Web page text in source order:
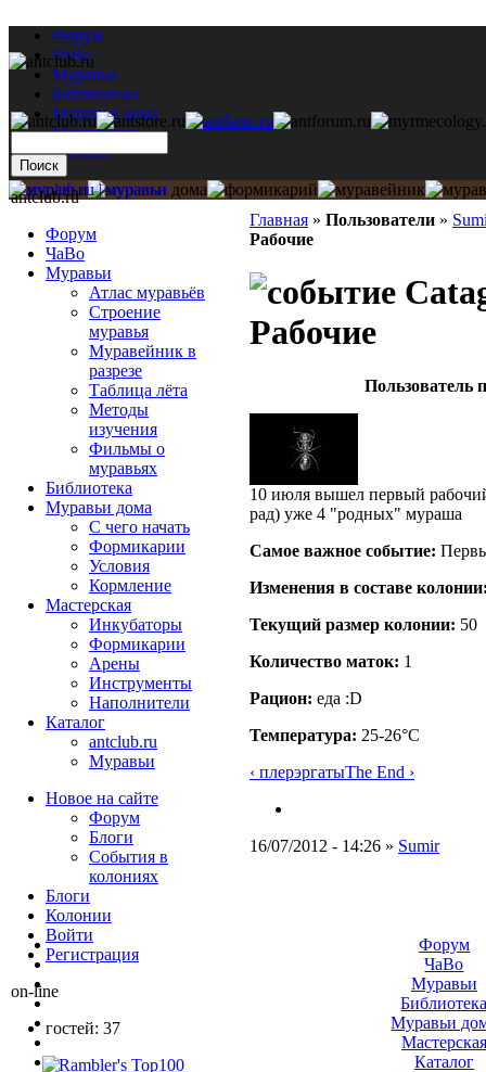
Форум
ЧаВо
Муравьи
Библиотека
Муравьи дома
Мастерская
Каталог
Главная » Пользователи »
Рабочие
Рабочие
Пользователь
10 июля вышел первый
рад) уже 4 "родных" мураша
Самое важное событие:
Изменения в составе
Текущий размер кoлонии: 50
Количество маток: 1
Рацион: еда :D
Температура: 25-26°C
‹ плерэргатыThe End ›
16/07/2012 - 14:26 » Sumir
antclub.ru
Форум
ЧаВо
Муравьи
Атлас муравьёв
Строение
муравья
Муравейник в
разрезе
Таблица лёта
Методы
изучения
Фильмы о
муравьях
Библиотека
Муравьи дома
С чего начать
Формикарии
Условия
Кормление
Мастерская
Инкубаторы
Формикарии
Арены
Инструменты
Наполнители
Каталог
antclub.ru
Муравьи
Новое на сайте
Форум
Блоги
События в
колониях
Блоги
Колонии
Войти
Peгиcтpaция
on-line
гостей: 37
Форум
ЧаВо
Муравьи
Муравьи
Мастерская
Каталог